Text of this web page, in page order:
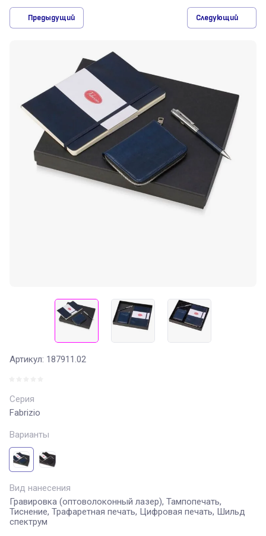
Предыдущий Следующий
Артикул: 187911.02
Серия
Fabrizio
Варианты
Вид нанесения
Гравировка (оптоволоконный лазер), Тампопечать,
Тиснение, Трафаретная печать, Цифровая печать, Шильд
спектрум